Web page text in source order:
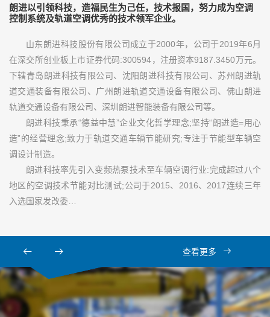
朗进以引领科技，造福民生为己任，技术报国，努力成为空调
控制系统及轨道空调优秀的技术领军企业。
山东朗进科技股份有限公司成立于2000年，公司于2019年6月
在深交所创业板上市证券代码:300594，注册资本9187.3450万元。
下辖青岛朗进科技有限公司、沈阳朗进科技有限公司、苏州朗进轨
道交通装备有限公司、广州朗进轨道交通设备有限公司、佛山朗进
轨道交通设备有限公司、深圳朗进智能装备有限公司等。
朗进科技秉承“德益中慧”企业文化哲学理念;坚持“朗进造=用心
造”的经营理念;致力于轨道交通车辆节能研究;专注于节能型车辆空
调设计制造。
朗进科技率先引入变频热泵技术至车辆空调行业:完成超过八个
地区的空调技术节能对比测试;公司于2015、2016、2017连续三年
入选国家发改委…
查看更多